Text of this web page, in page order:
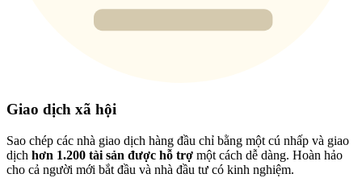
New Listing Futures Fest
Crypto World Cup 2026: Grand Finale
77,777+3k Rewards
Giao dịch xã hội
Sao chép các nhà giao dịch hàng đầu chỉ bằng một cú nhấp và giao
dịch hơn 1.200 tài sản được hỗ trợ một cách dễ dàng. Hoàn hảo
cho cả người mới bắt đầu và nhà đầu tư có kinh nghiệm.